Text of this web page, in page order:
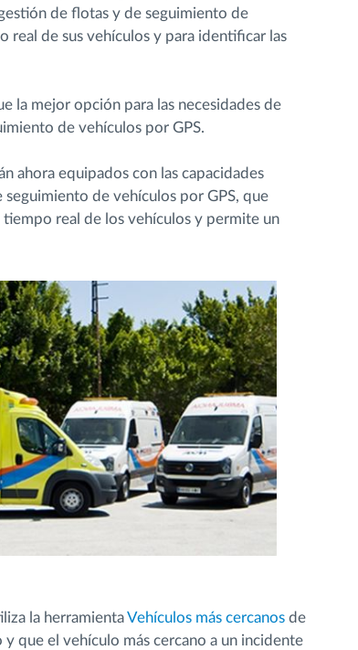
de flotas y de seguimiento de
real de sus vehículos y para identificar las
la mejor opción para las necesidades de
de vehículos por GPS.
ahora equipados con las capacidades
de vehículos por GPS, que
real de los vehículos y permite un
la herramientaVehículos más cercanos de
que el vehículo más cercano a un incidente